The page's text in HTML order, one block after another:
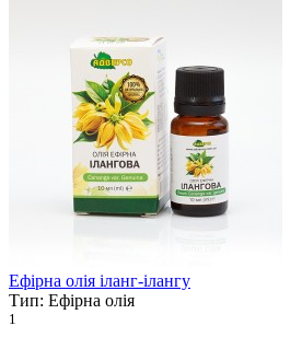
Ефірна олія іланг-ілангу
Тип: Ефірна олія
1